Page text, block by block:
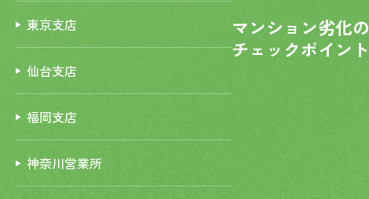
東京支店
仙台支店
福岡支店
神奈川営業所
マンション劣化の
チェックポイント